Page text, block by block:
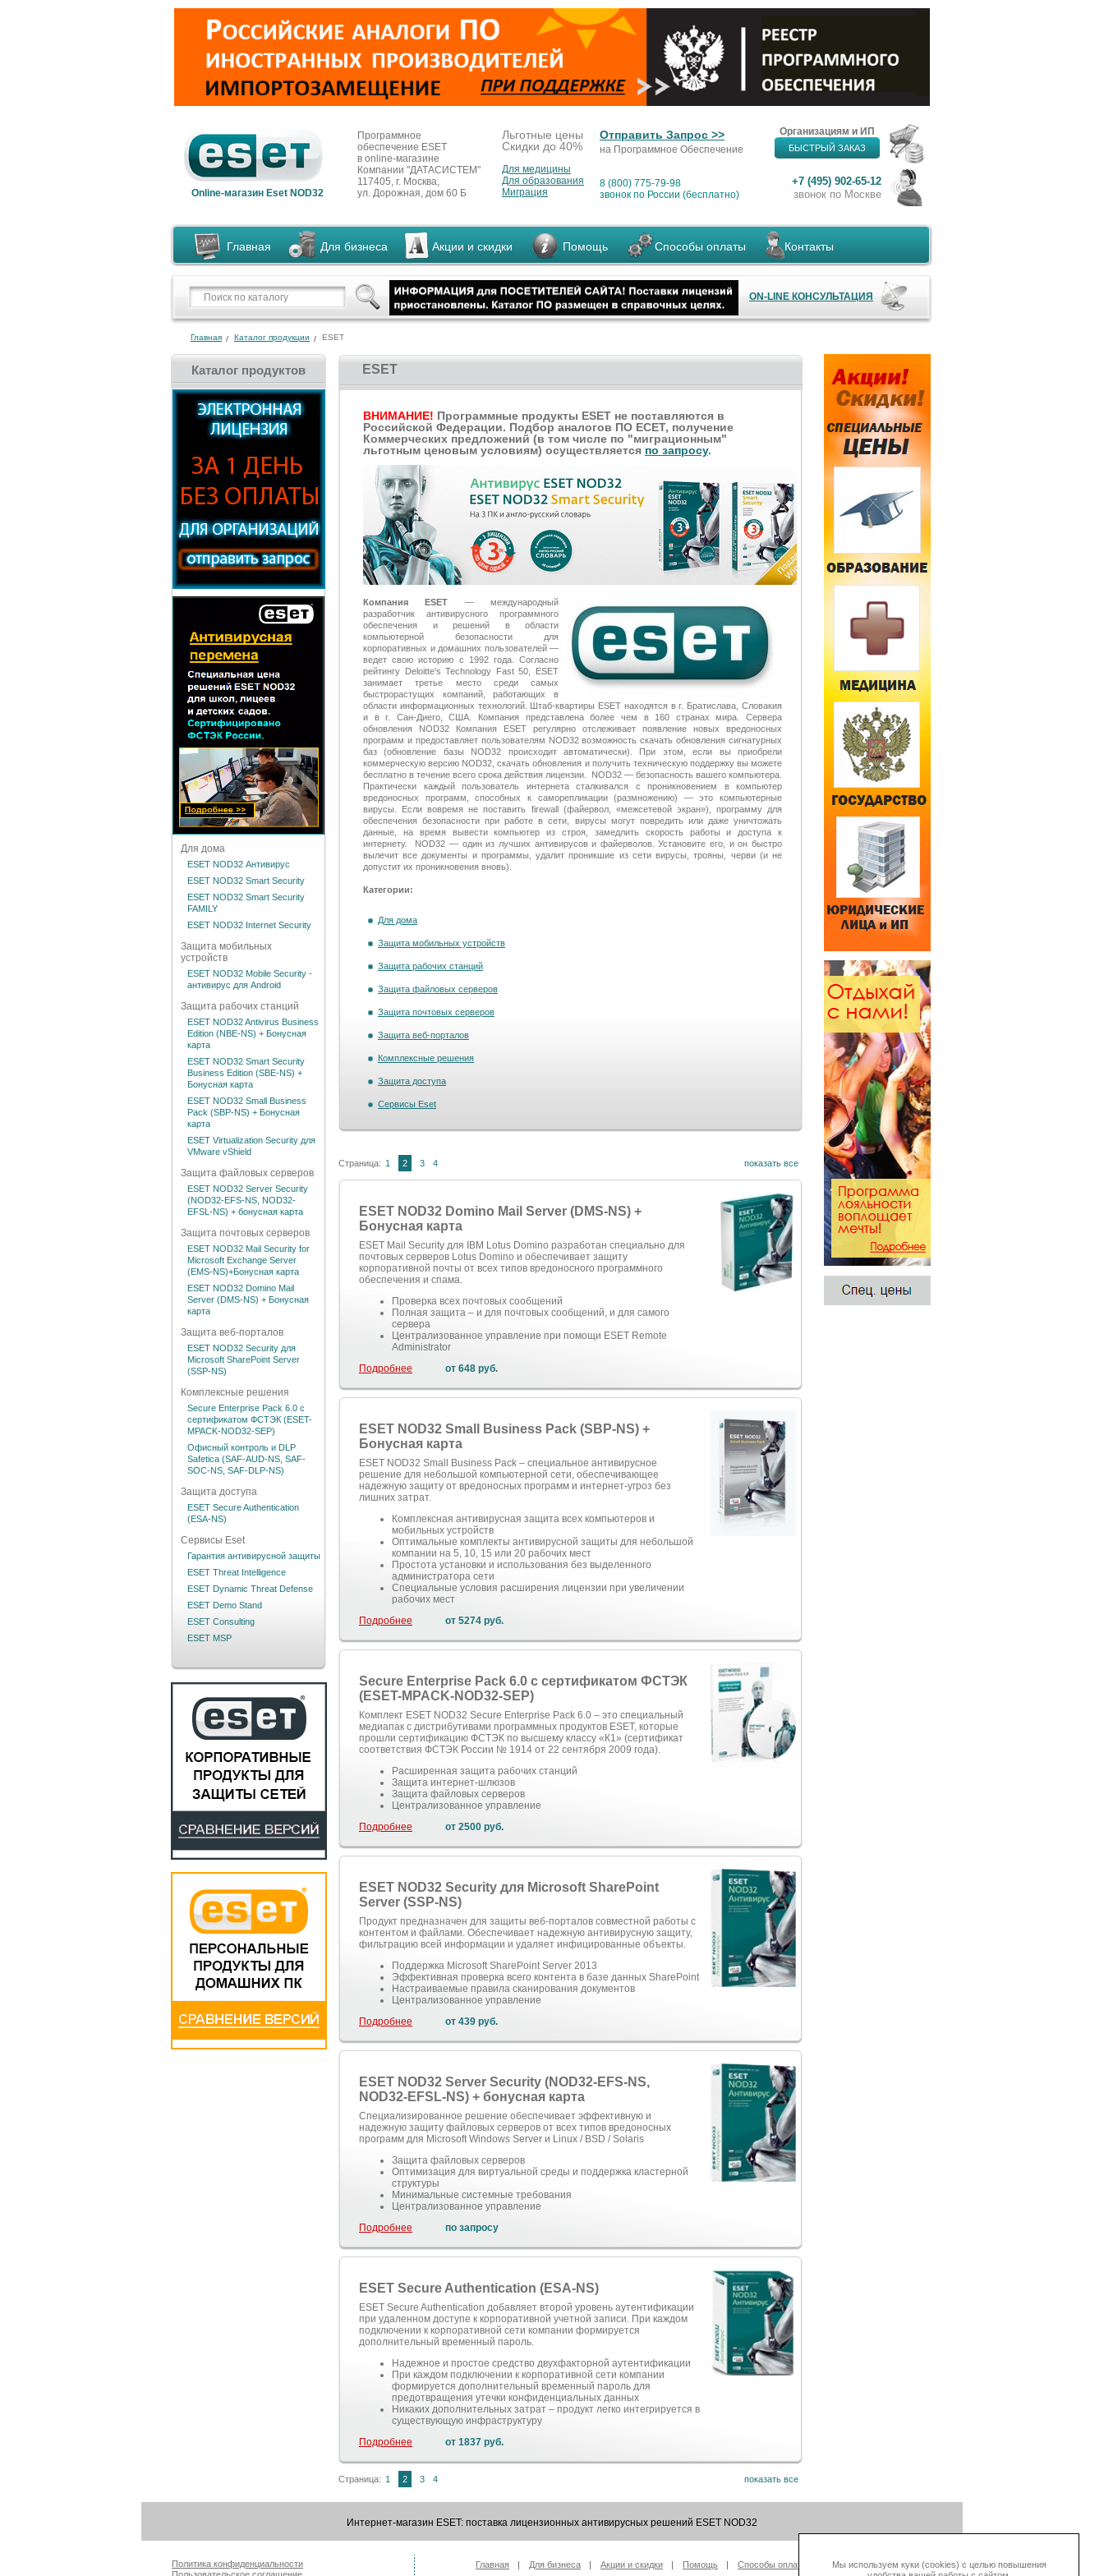
Online-магазин Eset NOD32
Программное
обеспечение ESET
в online-магазине
Компании "ДАТАСИСТЕМ"
117405, г. Москва,
ул. Дорожная, дом 60 Б
Льготные цены
Скидки до 40%
Для медицины
Для образования
Миграция
Отправить Запрос >>
на Программное Обеспечение
8 (800) 775-79-98
звонок по России (бесплатно)
Организациям и ИП
БЫСТРЫЙ ЗАКАЗ
+7 (495) 902-65-12
звонок по Москве
Главная Для бизнеса Акции и скидки Помощь Способы оплаты Контакты
ON-LINE КОНСУЛЬТАЦИЯ
Главная Каталог продукции ESET
Каталог продуктов
Для дома
ESET NOD32 Антивирус
ESET NOD32 Smart Security
ESET NOD32 Smart Security
FAMILY
ESET NOD32 Internet Security
Защита мобильных
устройств
ESET NOD32 Mobile Security -
антивирус для Android
Защита рабочих станций
ESET NOD32 Antivirus Business
Edition (NBE-NS) + Бонусная
карта
ESET NOD32 Smart Security
Business Edition (SBE-NS) +
Бонусная карта
ESET NOD32 Small Business
Pack (SBP-NS) + Бонусная
карта
ESET Virtualization Security для
VMware vShield
Защита файловых серверов
ESET NOD32 Server Security
(NOD32-EFS-NS, NOD32-
EFSL-NS) + бонусная карта
Защита почтовых серверов
ESET NOD32 Mail Security for
Microsoft Exchange Server
(EMS-NS)+Бонусная карта
ESET NOD32 Domino Mail
Server (DMS-NS) + Бонусная
карта
Защита веб-порталов
ESET NOD32 Security для
Microsoft SharePoint Server
(SSP-NS)
Комплексные решения
Secure Enterprise Pack 6.0 с
сертификатом ФСТЭК (ESET-
MPACK-NOD32-SEP)
Офисный контроль и DLP
Safetica (SAF-AUD-NS, SAF-
SOC-NS, SAF-DLP-NS)
Защита доступа
ESET Secure Authentication
(ESA-NS)
Сервисы Eset
Гарантия антивирусной защиты
ESET Threat Intelligence
ESET Dynamic Threat Defense
ESET Demo Stand
ESET Consulting
ESET MSP
ESET
ВНИМАНИЕ! Программные продукты ESET не поставляются в
Российской Федерации. Подбор аналогов ПО ЕСЕТ, получение
Коммерческих предложений (в том числе по "миграционным"
льготным ценовым условиям) осуществляется по запросу.
Компания ESET — международный
разработчик антивирусного программного
обеспечения и решений в области
компьютерной безопасности для
корпоративных и домашних пользователей —
ведет свою историю с 1992 года. Согласно
рейтингу Deloitte's Technology Fast 50, ESET
занимает третье место среди самых
быстрорастущих компаний, работающих в
области информационных технологий. Штаб-квартиры ESET находятся в г. Братислава, Словакия
и в г. Сан-Диего, США. Компания представлена более чем в 160 странах мира. Сервера
обновления NOD32 Компания ESET регулярно отслеживает появление новых вредоносных
программ и предоставляет пользователям NOD32 возможность скачать обновления сигнатурных
баз (обновление базы NOD32 происходит автоматически). При этом, если вы приобрели
коммерческую версию NOD32, скачать обновления и получить техническую поддержку вы можете
бесплатно в течение всего срока действия лицензии. NOD32 — безопасность вашего компьютера.
Практически каждый пользователь интернета сталкивался с проникновением в компьютер
вредоносных программ, способных к саморепликации (размножению) — это компьютерные
вирусы. Если вовремя не поставить firewall (файервол, «межсетевой экран»), программу для
обеспечения безопасности при работе в сети, вирусы могут повредить или даже уничтожать
данные, на время вывести компьютер из строя, замедлить скорость работы и доступа к
интернету. NOD32 — один из лучших антивирусов и файерволов. Установите его, и он быстро
вылечит все документы и программы, удалит проникшие из сети вирусы, трояны, черви (и не
допустит их проникновения вновь).
Категории:
Для дома
Защита мобильных устройств
Защита рабочих станций
Защита файловых серверов
Защита почтовых серверов
Защита веб-порталов
Комплексные решения
Защита доступа
Сервисы Eset
показать все
Страница: 1 2 3 4
ESET NOD32 Domino Mail Server (DMS-NS) +
Бонусная карта
ESET Mail Security для IBM Lotus Domino разработан специально для
почтовых серверов Lotus Domino и обеспечивает защиту
корпоративной почты от всех типов вредоносного программного
обеспечения и спама.
Проверка всех почтовых сообщений
Полная защита – и для почтовых сообщений, и для самого
сервера
Централизованное управление при помощи ESET Remote
Administrator
Подробнее
от 648 руб.
ESET NOD32 Small Business Pack (SBP-NS) +
Бонусная карта
ESET NOD32 Small Business Pack – специальное антивирусное
решение для небольшой компьютерной сети, обеспечивающее
надежную защиту от вредоносных программ и интернет-угроз без
лишних затрат.
Комплексная антивирусная защита всех компьютеров и
мобильных устройств
Оптимальные комплекты антивирусной защиты для небольшой
компании на 5, 10, 15 или 20 рабочих мест
Простота установки и использования без выделенного
администратора сети
Специальные условия расширения лицензии при увеличении
рабочих мест
Подробнее
от 5274 руб.
Secure Enterprise Pack 6.0 с сертификатом ФСТЭК
(ESET-MPACK-NOD32-SEP)
Комплект ESET NOD32 Secure Enterprise Pack 6.0 – это специальный
медиапак с дистрибутивами программных продуктов ESET, которые
прошли сертификацию ФСТЭК по высшему классу «К1» (сертификат
соответствия ФСТЭК России № 1914 от 22 сентября 2009 года).
Расширенная защита рабочих станций
Защита интернет-шлюзов
Защита файловых серверов
Централизованное управление
Подробнее
от 2500 руб.
ESET NOD32 Security для Microsoft SharePoint
Server (SSP-NS)
Продукт предназначен для защиты веб-порталов совместной работы с
контентом и файлами. Обеспечивает надежную антивирусную защиту,
фильтрацию всей информации и удаляет инфицированные объекты.
Поддержка Microsoft SharePoint Server 2013
Эффективная проверка всего контента в базе данных SharePoint
Настраиваемые правила сканирования документов
Централизованное управление
Подробнее
от 439 руб.
ESET NOD32 Server Security (NOD32-EFS-NS,
NOD32-EFSL-NS) + бонусная карта
Специализированное решение обеспечивает эффективную и
надежную защиту файловых серверов от всех типов вредоносных
программ для Microsoft Windows Server и Linux / BSD / Solaris
Защита файловых серверов
Оптимизация для виртуальной среды и поддержка кластерной
структуры
Минимальные системные требования
Централизованное управление
Подробнее
по запросу
ESET Secure Authentication (ESA-NS)
ESET Secure Authentication добавляет второй уровень аутентификации
при удаленном доступе к корпоративной учетной записи. При каждом
подключении к корпоративной сети компании формируется
дополнительный временный пароль.
Надежное и простое средство двухфакторной аутентификации
При каждом подключении к корпоративной сети компании
формируется дополнительный временный пароль для
предотвращения утечки конфиденциальных данных
Никаких дополнительных затрат – продукт легко интегрируется в
существующую инфраструктуру
Подробнее
от 1837 руб.
показать все
Страница: 1 2 3 4
Интернет-магазин ESET: поставка лицензионных антивирусных решений ESET NOD32
Политика конфиденциальности
Главная Для бизнеса Акции и скидки Помощь Способы оплаты Контакты
Мы используем куки (cookies) с целью повышения